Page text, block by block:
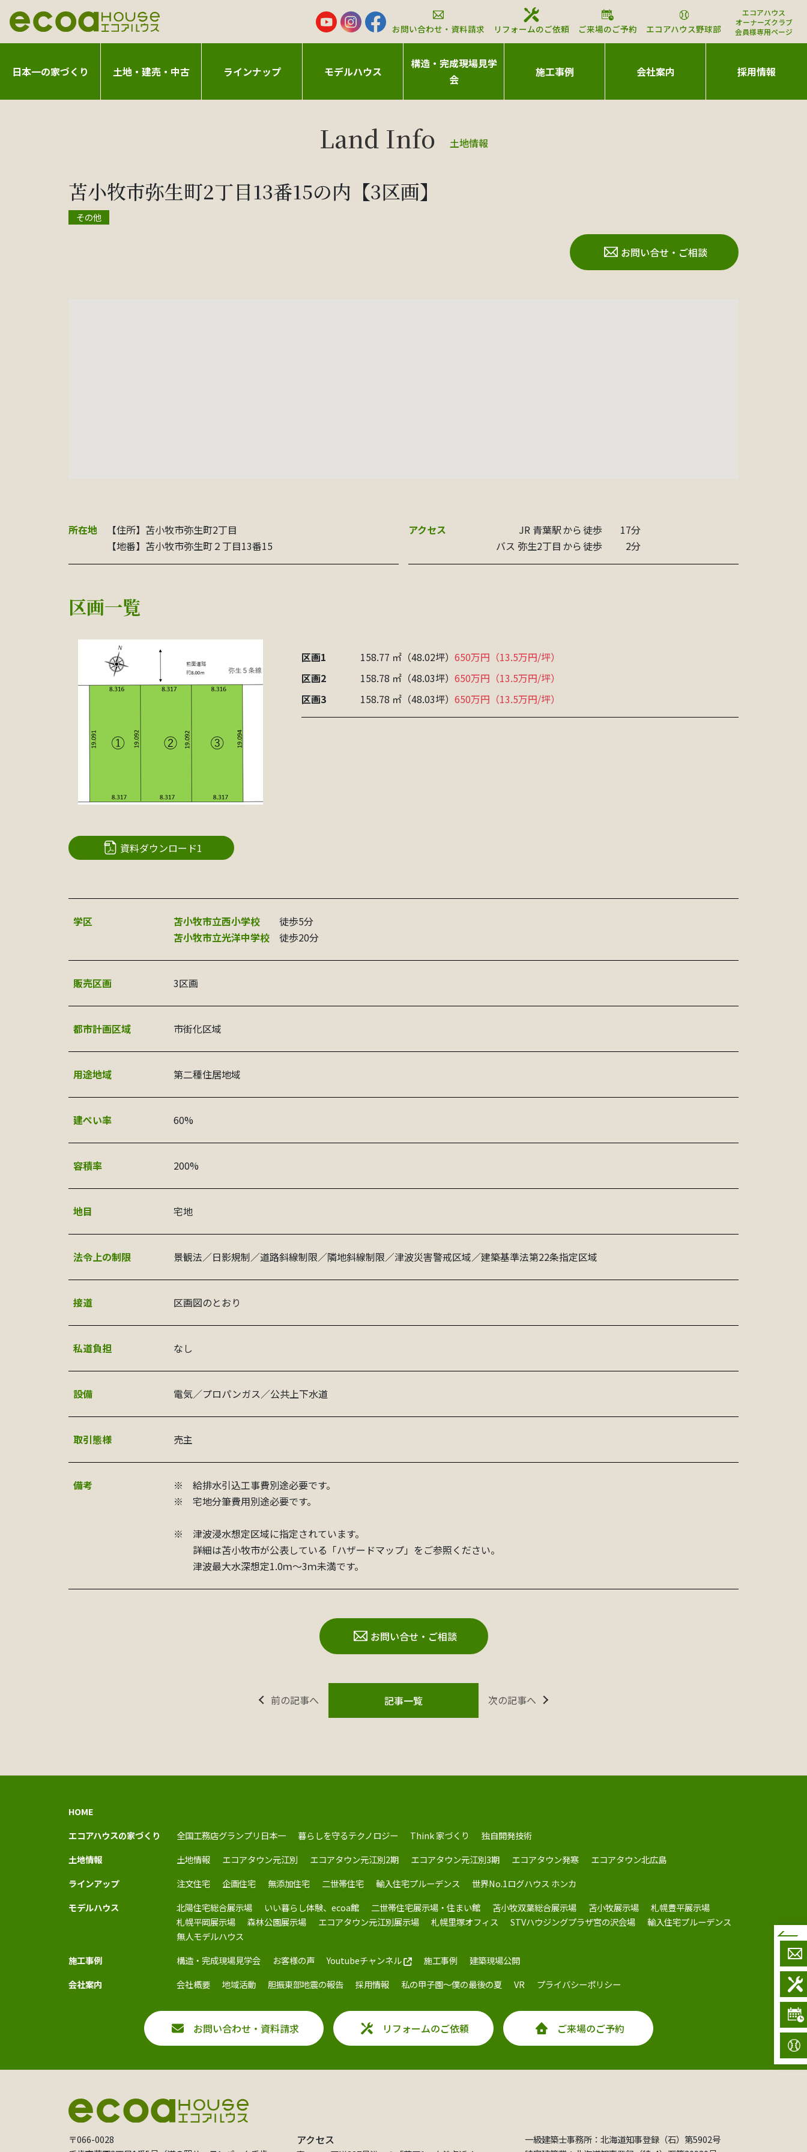
お問い合わせ・資料請求 リフォームのご依頼 ご来場のご予約 エコアハウス野球部
エコアハウス
オーナーズクラブ
会員様専用ページ
日本一の家づくり 土地・建売・中古 ラインナップ モデルハウス
構造・完成現場見学
会
施工事例 会社案内 採用情報
土地情報
苫小牧市弥生町2丁目13番15の内【3区画】
その他
お問い合せ・ご相談
所在地
【住所】苫小牧市弥生町2丁目
【地番】苫小牧市弥生町２丁目13番15
アクセス JR 青葉駅から徒歩
17分
バス 弥生2丁目 から徒歩 2分
区画一覧
区画1 158.77 ㎡ （48.02坪） 650万円（13.5万円/坪）
区画2
158.78 ㎡ （48.03坪） 650万円（13.5万円/坪）
区画3
158.78 ㎡ （48.03坪） 650万円（13.5万円/坪）
資料ダウンロード1
学区 苫小牧市立西小学校
徒歩5分
苫小牧市立光洋中学校
徒歩20分
販売区画 3区画
都市計画区域 市街化区域
用途地域 第二種住居地域
建ぺい率 60%
容積率 200%
地目 宅地
法令上の制限 景観法／日影規制／道路斜線制限／隣地斜線制限／津波災害警戒区域／建築基準法第22条指定区域
接道 区画図のとおり
私道負担 なし
設備 電気／プロパンガス／公共上下水道
取引態様 売主
備考
※ 給排水引込工事費別途必要です。
※ 宅地分筆費用別途必要です。
※ 津波浸水想定区域に指定されています。
詳細は苫小牧市が公表している「ハザードマップ」をご参照ください。
津波最大水深想定1.0ｍ～3ｍ未満です。
お問い合せ・ご相談
前の記事へ 次の記事へ
記事一覧
HOME
エコアハウスの家づくり
全国工務店グランプリ日本一 暮らしを守るテクノロジー Think 家づくり
独自開発技術
土地情報
土地情報 エコアタウン元江別 エコアタウン元江別2期 エコアタウン元江別3期 エコアタウン発寒
エコアタウン北広島
ラインアップ
注文住宅 企画住宅 無添加住宅 二世帯住宅 輸入住宅プルーデンス
世界No.1ログハウス ホンカ
モデルハウス
北陽住宅総合展示場 いい暮らし体験、ecoa館 二世帯住宅展示場・住まい館 苫小牧双葉総合展示場 苫小牧展示場
札幌豊平展示場
札幌平岡展示場
森林公園展示場 エコアタウン元江別展示場 札幌里塚オフィス STVハウジングプラザ宮の沢会場
輸入住宅プルーデンス
無人モデルハウス
施工事例
構造・完成現場見学会 お客様の声 Youtubeチャンネル 施工事例
建築現場公開
会社案内
会社概要 地域活動 胆振東部地震の報告 採用情報 私の甲子園～僕の最後の夏 VR プライバシーポリシー
お問い合わせ・資料請求 リフォームのご依頼 ご来場のご予約
〒066-0028
アクセス
一級建築士事務所：北海道知事登録（石）第5902号